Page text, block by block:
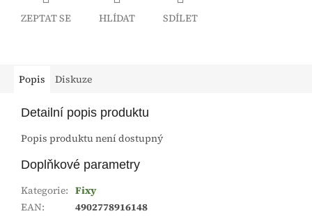
ZEPTAT SE HLÍDAT SDÍLET
Popis Diskuze
Detailní popis produktu
Popis produktu není dostupný
Doplňkové parametry
Kategorie: Fixy
EAN: 4902778916148